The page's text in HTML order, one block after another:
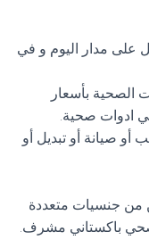
على مدار اليوم و في
الصحية بأسعار
ادوات صحية.
صيانة أو تبديل أو
من جنسيات متعددة
باكستاني مشرف.